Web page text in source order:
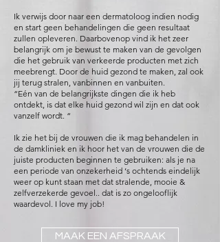
Ik verwijs door naar een dermatoloog indien nodig
en start geen behandelingen die geen resultaat
zullen opleveren. Daarbovenop vind ik het zeer
belangrijk om je bewust te maken van de gevolgen
die het gebruik van verkeerde producten met zich
meebrengt. Door de huid gezond te maken, zal ook
jij terug stralen, vanbinnen en vanbuiten.
“Eén van de belangrijkste dingen die ik heb
ontdekt, is dat elke huid gezond wil zijn en dat ook
vanzelf wordt. “
Ik zie het bij de vrouwen die ik mag behandelen in
de damkliniek en ik hoor het van de vrouwen die de
juiste producten beginnen te gebruiken: als je na
een periode van onzekerheid ‘s ochtends eindelijk
weer op kunt staan met dat stralende, mooie &
zelfverzekerde gevoel.. dat is zo ongelooflijk
waardevol. I love my job!
MAAK EEN AFSPRAAK